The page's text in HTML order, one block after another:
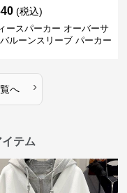
(税込)
ースパーカー オーバーサ
ルーンスリーブ パーカー
へ ›
テム